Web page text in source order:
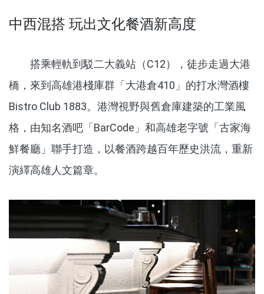
中西混搭 玩出文化餐酒新高度
搭乘輕軌到駁二大義站（C12），徒步走過大港
橋，來到高雄港棧庫群「大港倉410」的打水灣酒樓
Bistro Club 1883。港灣視野與舊倉庫建築的工業風
格，由知名酒吧「BarCode」和高雄老字號「古家海
鮮餐廳」聯手打造，以餐酒跨越百年歷史洪流，重新
演繹高雄人文篇章。